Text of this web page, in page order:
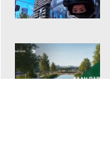
хамгаалах вэ